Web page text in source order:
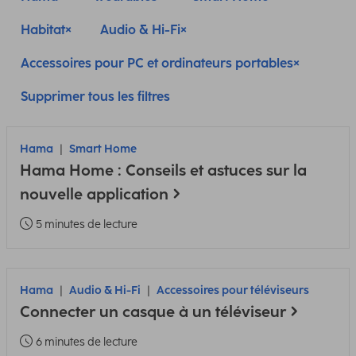
Habitat Audio & Hi-Fi
Accessoires pour PC et ordinateurs portables
Supprimer tous les filtres
Hama Smart Home
Hama Home : Conseils et astuces sur la
nouvelle application
5 minutes de lecture
Hama Audio & Hi-Fi Accessoires pour téléviseurs
Connecter un casque à un téléviseur
6 minutes de lecture